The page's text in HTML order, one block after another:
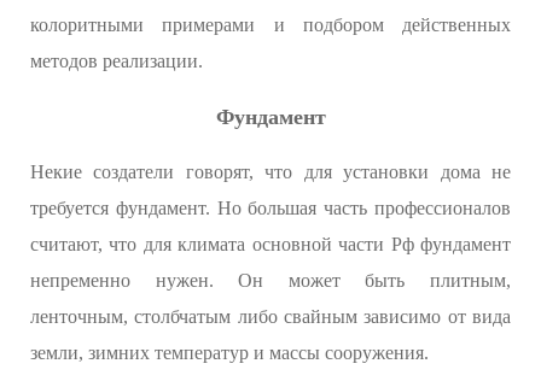
колоритными примерами и подбором действенных
методов реализации.
Фундамент
Некие создатели говорят, что для установки дома не
требуется фундамент. Но большая часть профессионалов
считают, что для климата основной части Рф фундамент
непременно нужен. Он может быть плитным,
ленточным, столбчатым либо свайным зависимо от вида
земли, зимних температур и массы сооружения.